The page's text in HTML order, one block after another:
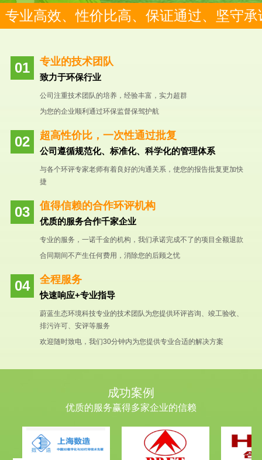
专业高效、性价比高、保证通过、坚守承
专业的技术团队
致力于环保行业
公司注重技术团队的培养，经验丰富，实力超群
为您的企业顺利通过环保监督保驾护航
超高性价比，一次性通过批复
公司遵循规范化、标准化、科学化的管理体系
与各个环评专家老师有着良好的沟通关系，使您的报告批复更加快
捷
值得信赖的合作环评机构
优质的服务合作千家企业
专业的服务，一诺千金的机构，我们承诺完成不了的项目全额退款
合同期间不产生任何费用，消除您的后顾之忧
全程服务
快速响应+专业指导
蔚蓝生态环境科技专业的技术团队为您提供环评咨询、竣工验收、
排污许可、安评等服务
欢迎随时致电，我们30分钟内为您提供专业合适的解决方案
成功案例
优质的服务赢得多家企业的信赖